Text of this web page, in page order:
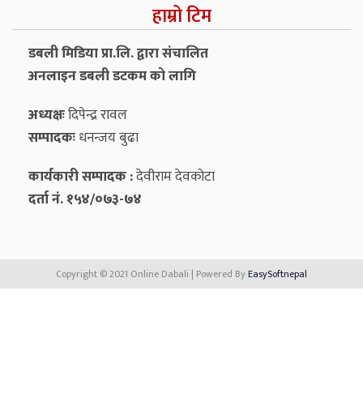
हाम्रो टिम
डबली मिडिया प्रा.लि. द्वारा संचालित
अनलाइन डबली डटकम को लागि
अध्यक्षःदिपेन्द्र रावल
सम्पादकःधनन्‍जय बुढा
कार्यकारी सम्पादक :देवीराम देवकोटा
दर्ता नं. १५४/०७३-७४
Copyright © 2021 Online Dabali | Powered ByEasySoftnepal